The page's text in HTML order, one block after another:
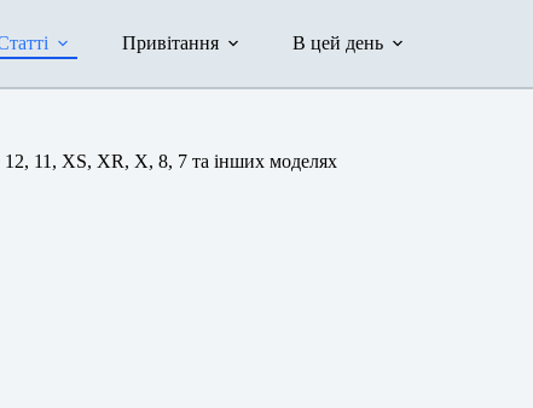
Привітання В цей день
11, XS, XR, X, 8, 7 та інших моделях